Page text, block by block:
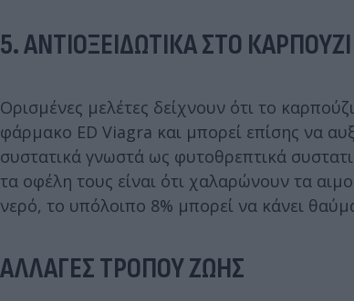
5. ΑΝΤΙΟΞΕΙΔΩΤΙΚΑ ΣΤΟ ΚΑΡΠΟΥΖΙ
Ορισμένες μελέτες δείχνουν ότι το
φάρμακο ED Viagra και μπορεί επίσης να
συστατικά γνωστά ως φυτοθρεπτικά
τα οφέλη τους είναι ότι χαλαρώνουν τα
νερό, το υπόλοιπο 8% μπορεί να κάνει
ΑΛΛΑΓΕΣ ΤΡΟΠΟΥ ΖΩΗΣ